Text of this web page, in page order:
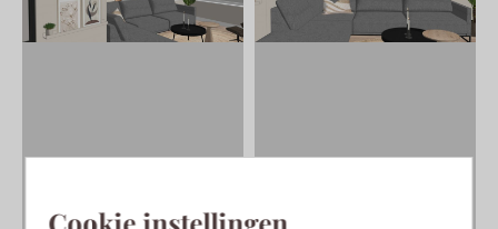
Cookie instellingen